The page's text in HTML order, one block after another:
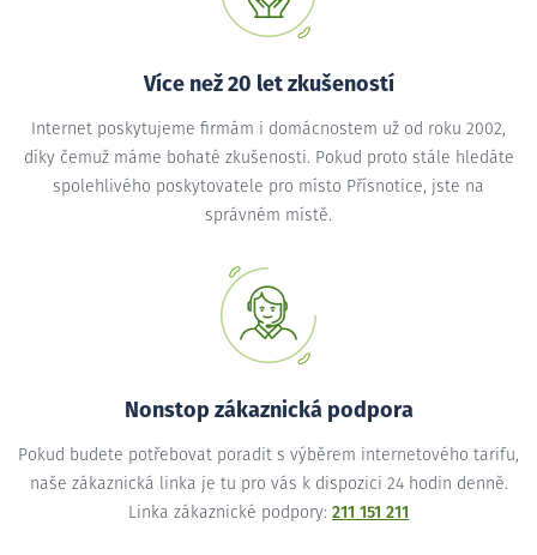
Více než 20 let zkušeností
Internet poskytujeme firmám i domácnostem už od roku 2002,
díky čemuž máme bohaté zkušenosti. Pokud proto stále hledáte
spolehlivého poskytovatele pro místo Přísnotice, jste na
správném místě.
Nonstop zákaznická podpora
Pokud budete potřebovat poradit s výběrem internetového tarifu,
naše zákaznická linka je tu pro vás k dispozici 24 hodin denně.
Linka zákaznické podpory: 211 151 211